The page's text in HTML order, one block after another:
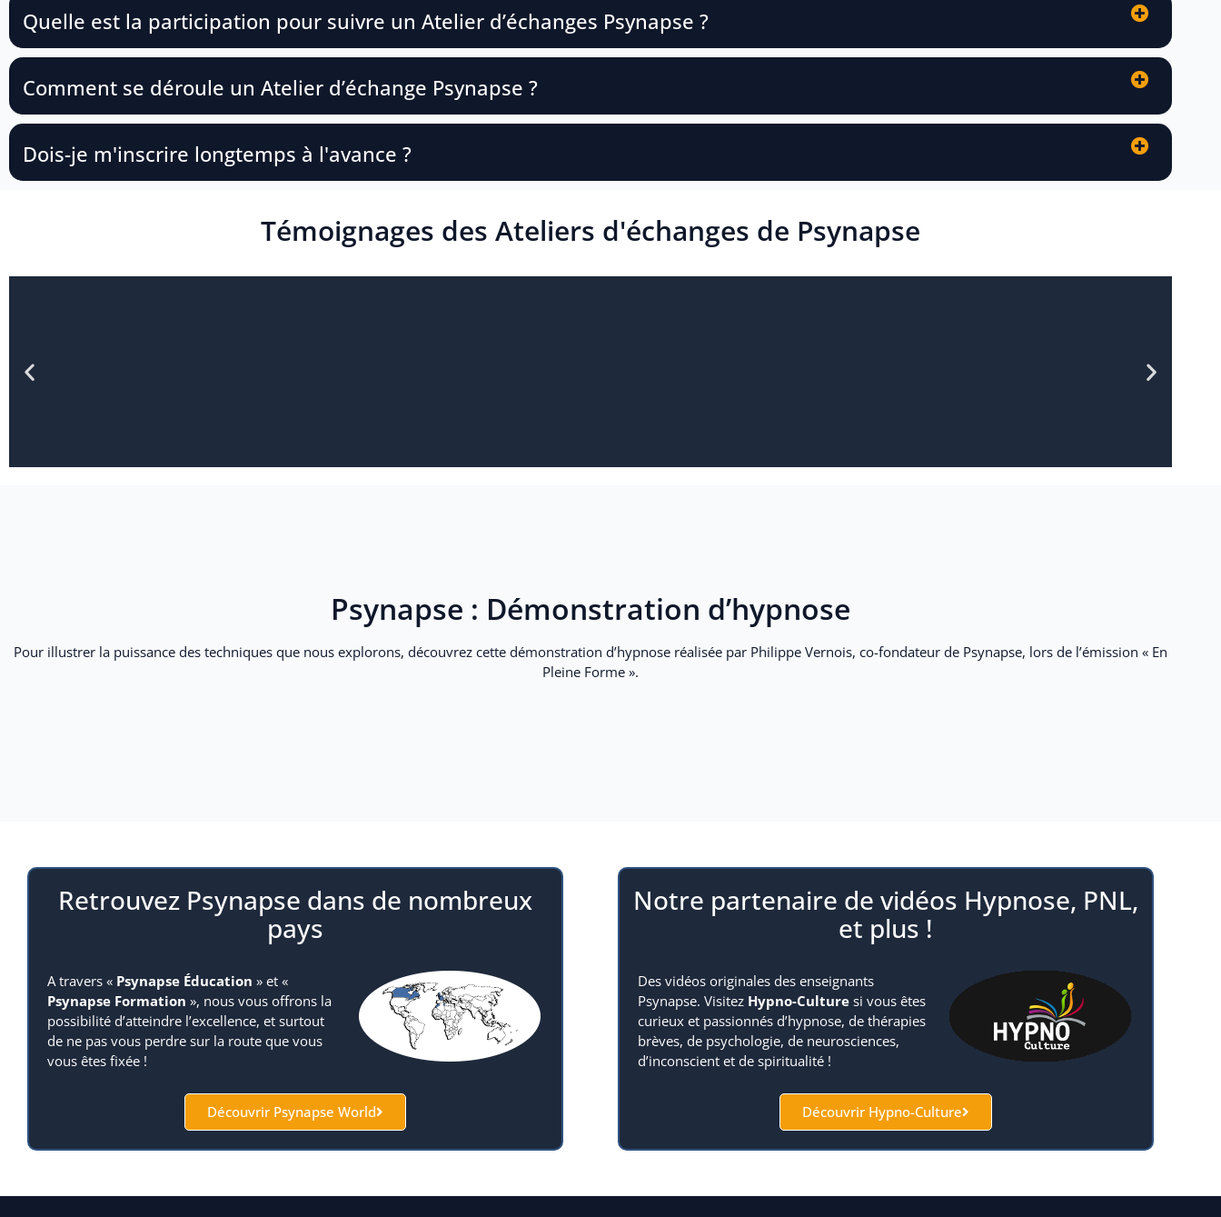
Quelle est la participation pour suivre un Atelier d’échanges Psynapse ?
Comment se déroule un Atelier d’échange Psynapse ?
Dois-je m'inscrire longtemps à l'avance ?
Témoignages des Ateliers d'échanges de Psynapse
Psynapse : Démonstration d’hypnose
Pour illustrer la puissance des techniques que nous explorons, découvrez cette démonstration d’hypnose réalisée par Philippe Vernois, co-fondateur de Psynapse, lors de l’émission « En
Pleine Forme ».
Retrouvez Psynapse dans de nombreux
pays
A travers « Psynapse Éducation » et «
Psynapse Formation », nous vous offrons la
possibilité d’atteindre l’excellence, et surtout
de ne pas vous perdre sur la route que vous
vous êtes fixée !
Découvrir Psynapse World
Notre partenaire de vidéos Hypnose, PNL,
et plus !
Des vidéos originales des enseignants
Psynapse. Visitez Hypno-Culture si vous êtes
curieux et passionnés d’hypnose, de thérapies
brèves, de psychologie, de neurosciences,
d’inconscient et de spiritualité !
Découvrir Hypno-Culture